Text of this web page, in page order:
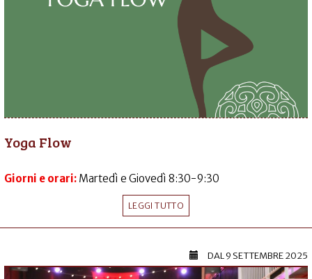
Yoga Flow
Giorni e orari: Martedì e Giovedì 8:30-9:30
LEGGI TUTTO
DAL9 SETTEMBRE 2025